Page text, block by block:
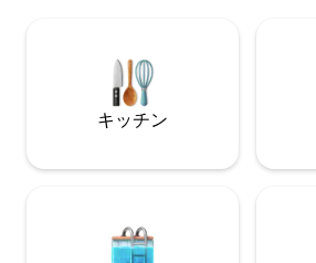
あります。すべてが近くにあるので、徒
歩でマラケシュを散策して発見してくだ
キッチン